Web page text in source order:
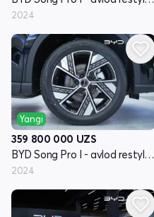
2024
Yangi
359 800 000 UZS
BYD Song Pro I - avlod restyling
2024